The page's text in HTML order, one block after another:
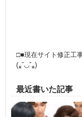
□■現在サイト修正工
(⁎ˇ◡ˇ⁎)
最近書いた記事